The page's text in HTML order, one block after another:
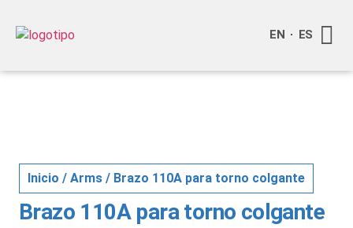
EN ES
Inicio / Arms / Brazo 110A para torno colgante
Brazo 110A para torno colgante